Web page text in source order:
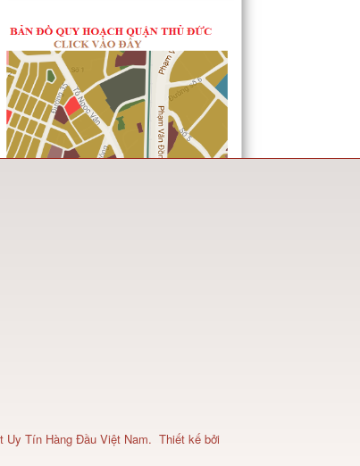
Uy Tín Hàng Đầu Việt Nam. Thiết kế bởi